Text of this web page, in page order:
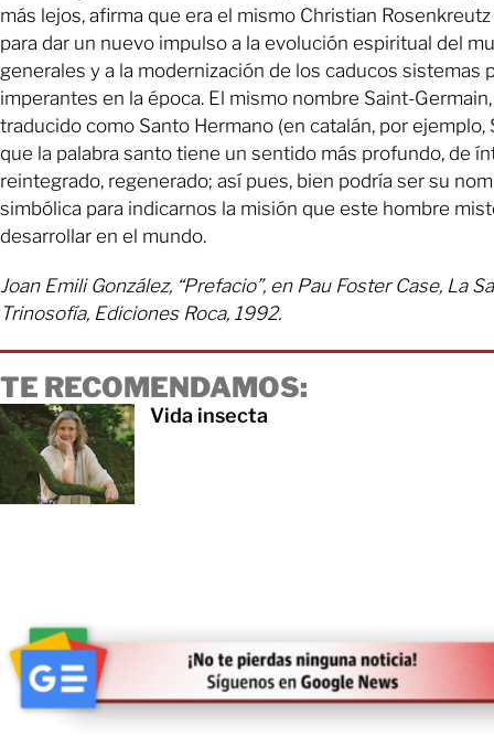
más lejos, afirma que era el mismo Christian
para dar un nuevo impulso a la evolución espiritual del
generales y a la modernización de los caducos sistemas
imperantes en la época. El mismo nombre Saint-
traducido como Santo Hermano (en catalán, por ejemplo,
que la palabra santo tiene un sentido más profundo, de
reintegrado, regenerado; así pues, bien podría ser su
simbólica para indicarnos la misión que este hombre
desarrollar en el mundo.
Joan Emili González, “Prefacio”, en Pau Foster Case, La
Trinosofía, Ediciones Roca, 1992.
TE RECOMENDAMOS:
Vida insecta